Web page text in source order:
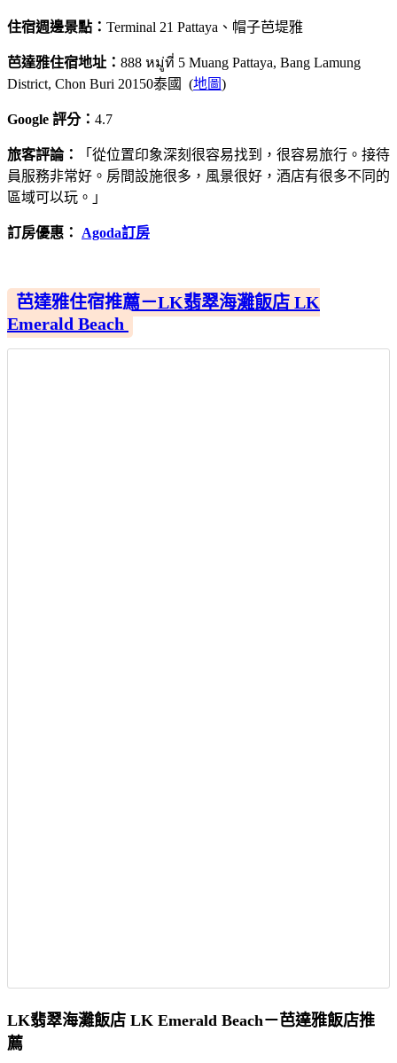
住宿週邊景點： Terminal 21 Pattaya、帽子芭堤雅
芭達雅住宿地址： 888 หมู่ที่ 5 Muang Pattaya, Bang Lamung
District, Chon Buri 20150泰國 (地圖)
Google 評分： 4.7
旅客評論：
「從位置印象深刻很容易找到，很容易旅行。接待
員服務非常好。房間設施很多，風景很好，酒店有很多不同的
區域可以玩。」
訂房優惠： Agoda訂房
芭達雅住宿推薦－LK翡翠海灘飯店 LK
Emerald Beach
LK翡翠海灘飯店 LK Emerald Beach－芭達雅飯店推
薦